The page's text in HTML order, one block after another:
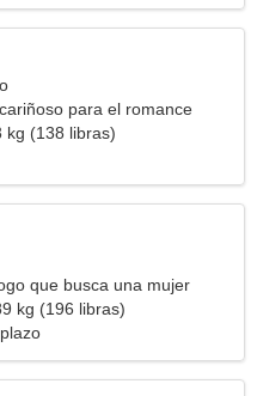
para el romance
kg (138 libras)
que busca una mujer
kg (196 libras)